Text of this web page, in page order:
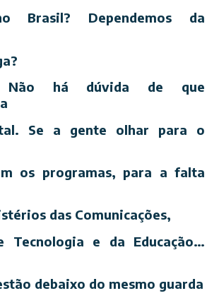
Brasil? Dependemos da
Não há dúvida de que
Se a gente olhar para o
os programas, para a falta
das Comunicações,
Tecnologia e da Educação…
debaixo do mesmo guarda